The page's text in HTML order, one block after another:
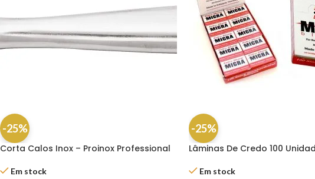
-25%
Corta Calos Inox – Proinox Professional
Em stock
-25%
Lâminas De Credo 100
Em stock